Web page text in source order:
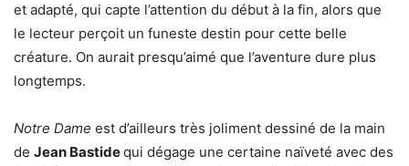
et adapté, qui capte l’attention du début à la fin, alors que
le lecteur perçoit un funeste destin pour cette belle
créature. On aurait presqu’aimé que l’aventure dure plus
longtemps.
Notre Dame est d’ailleurs très joliment dessiné de la main
de Jean Bastidequi dégage une certaine naïveté avec des